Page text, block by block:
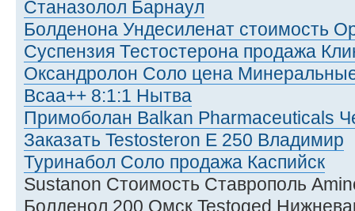
Станазолол Барнаул
Болденона Ундесиленат стоимость
Суспензия Тестостерона продажа
Оксандролон Соло цена
Bcaa++ 8:1:1 Нытва
Примоболан Balkan Pharmaceuticals
Заказать Testosteron E 250 Владимир
Туринабол Соло продажа Каспийск
Sustanon Стоимость Ставрополь
Болденол 200 Омск Testoged